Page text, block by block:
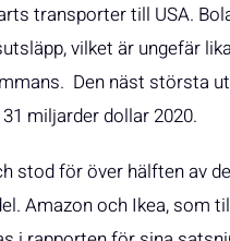
transporter till USA.
vilket är ungefär
Den näst största
miljarder dollar 2020.
stod för över hälften av
Amazon och Ikea, som